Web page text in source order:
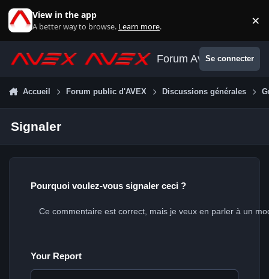
View in the app
A better way to browse. Learn more. ×
Forum AvexSe connecter
Accueil Forum public d'AVEX Discussions générales
Signaler
Pourquoi voulez-vous signaler ceci ?
Your Report